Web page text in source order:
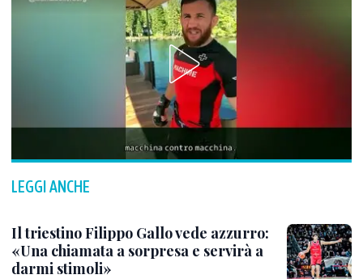
LEGGI ANCHE
Il triestino Filippo Gallo vede azzurro:
«Una chiamata a sorpresa e servirà a
darmi stimoli»